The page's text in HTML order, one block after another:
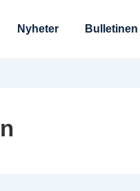
Nyheter Bulletinen